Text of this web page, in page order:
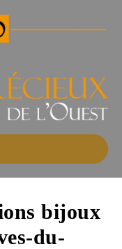
bijoux
du-